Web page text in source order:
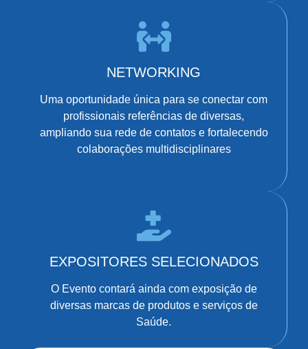
NETWORKING
Uma oportunidade única para se conectar com
profissionais referências de diversas,
ampliando sua rede de contatos e fortalecendo
colaborações multidisciplinares
EXPOSITORES SELECIONADOS
O Evento contará ainda com exposição de
diversas marcas de produtos e serviços de
Saúde.